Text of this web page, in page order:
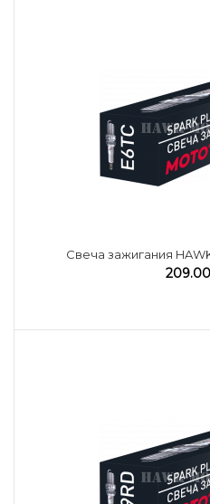
Cвеча зажигания